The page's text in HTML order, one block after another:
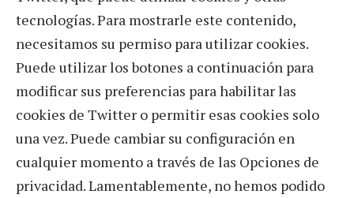
tecnologías. Para mostrarle este contenido,
necesitamos su permiso para utilizar cookies.
Puede utilizar los botones a continuación para
modificar sus preferencias para habilitar las
cookies de Twitter o permitir esas cookies solo
una vez. Puede cambiar su configuración en
cualquier momento a través de las Opciones de
privacidad. Lamentablemente, no hemos podido